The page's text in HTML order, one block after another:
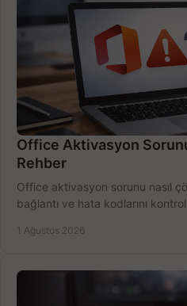
Office Aktivasyon
Rehber
Office aktivasyon sorunu nasıl
bağlantı ve hata kodlarını
1 Ağustos 2026